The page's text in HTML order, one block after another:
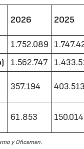
2026 2025
1.752.089
1.562.747
357.194
61.853 150.014
y Oficemen.